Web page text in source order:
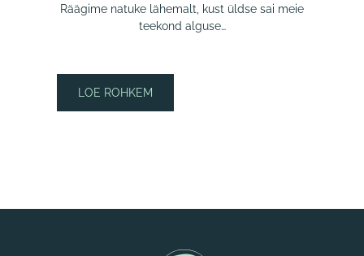
Räägime natuke lähemalt, kust üldse sai meie
teekond alguse…
LOE ROHKEM